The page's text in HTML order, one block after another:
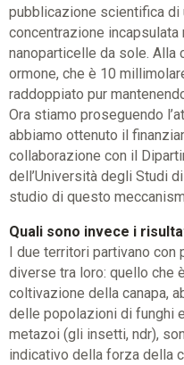
pubblicazione scientifica di
concentrazione
nanoparticelle da sole. Alla
ormone, che è 10
raddoppiato pur
Ora stiamo proseguendo
abbiamo ottenuto il
collaborazione con il
dell’Università degli Studi
studio di questo
Quali sono invece i
I due territori partivano
diverse tra loro: quello che
coltivazione della canapa,
delle popolazioni di funghi
metazoi (gli insetti, ndr),
indicativo della forza della